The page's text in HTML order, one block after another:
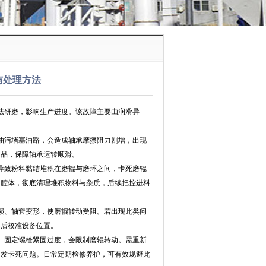
处理方法
磨，影响生产进度。该故障主要由润滑异
堵塞油路，会造成轴承摩擦阻力剧增，出现
，保障轴承运转顺滑。
粉料黏结堆积在磨辊与磨环之间，卡死磨辊
体，彻底清理堆积物料与杂质，后续把控进料
轴套变形，使磨辊转动受阻。若出现此类问
校准设备位置。
定螺栓紧固过度，会限制磨辊转动。需重新
卡死问题。日常定期检修养护，可有效规避此